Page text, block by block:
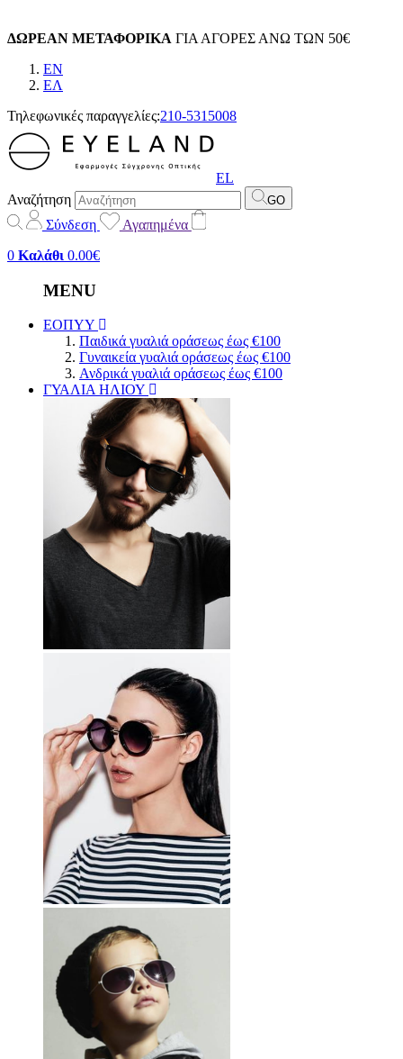
ΔΩΡΕΑΝ ΜΕΤΑΦΟΡΙΚΑ ΓΙΑ ΑΓΟΡΕΣ ΑΝΩ ΤΩΝ 50€
EN
EΛ
Τηλεφωνικές παραγγελίες:210-5315008
EL
Αναζήτηση
GO
Σύνδεση
Αγαπημένα
0 Καλάθι 0.00€
MENU
ΕΟΠΥΥ
Παιδικά γυαλιά οράσεως έως €100
Γυναικεία γυαλιά οράσεως έως €100
Ανδρικά γυαλιά οράσεως έως €100
ΓΥΑΛΙΑ ΗΛΙΟΥ